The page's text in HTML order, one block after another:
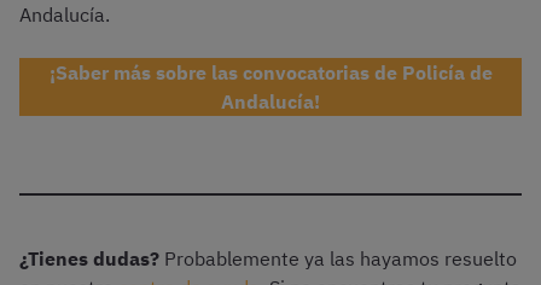
Andalucía.
¡Saber más sobre las convocatorias de Policía de
Andalucía!
¿Tienes dudas? Probablemente ya las hayamos resuelto